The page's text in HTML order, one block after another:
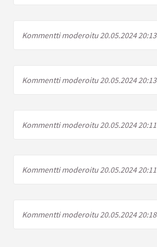
Kommentti moderoitu 20.05.2024 20:13
Kommentti moderoitu 20.05.2024 20:13
Kommentti moderoitu 20.05.2024 20:11
Kommentti moderoitu 20.05.2024 20:11
Kommentti moderoitu 20.05.2024 20:18